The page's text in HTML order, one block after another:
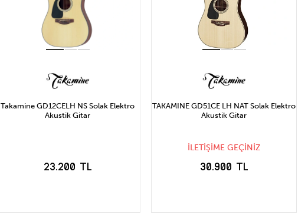
Takamine GD12CELH NS Solak Elektro
Akustik Gitar
23.200 TL
TAKAMINE GD51CE LH NAT Solak Elektro
Akustik Gitar
İLETİŞİME GEÇİNİZ
30.900 TL